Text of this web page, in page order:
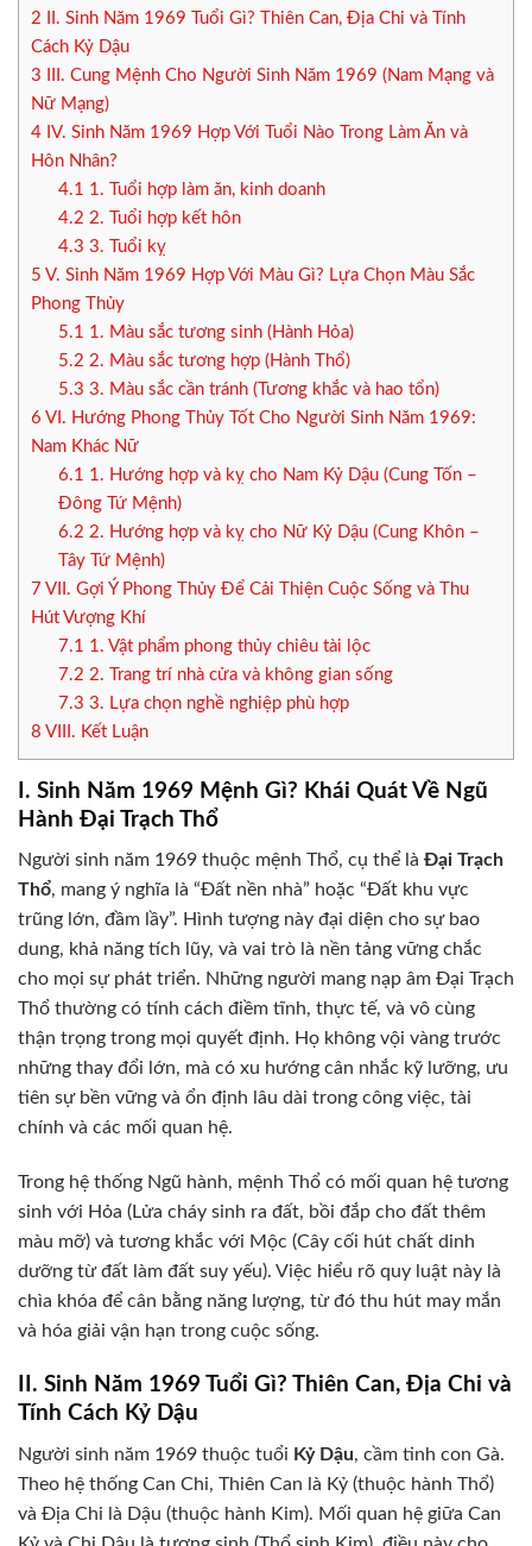
2 II. Sinh Năm 1969 Tuổi Gì? Thiên Can, Địa Chi và Tính
Cách Kỷ Dậu
3 III. Cung Mệnh Cho Người Sinh Năm 1969 (Nam Mạng và
Nữ Mạng)
4 IV. Sinh Năm 1969 Hợp Với Tuổi Nào Trong Làm Ăn và
Hôn Nhân?
4.1 1. Tuổi hợp làm ăn, kinh doanh
4.2 2. Tuổi hợp kết hôn
4.3 3. Tuổi kỵ
5 V. Sinh Năm 1969 Hợp Với Màu Gì? Lựa Chọn Màu Sắc
Phong Thủy
5.1 1. Màu sắc tương sinh (Hành Hỏa)
5.2 2. Màu sắc tương hợp (Hành Thổ)
5.3 3. Màu sắc cần tránh (Tương khắc và hao tổn)
6 VI. Hướng Phong Thủy Tốt Cho Người Sinh Năm 1969:
Nam Khác Nữ
6.1 1. Hướng hợp và kỵ cho Nam Kỷ Dậu (Cung Tốn –
Đông Tứ Mệnh)
6.2 2. Hướng hợp và kỵ cho Nữ Kỷ Dậu (Cung Khôn –
Tây Tứ Mệnh)
7 VII. Gợi Ý Phong Thủy Để Cải Thiện Cuộc Sống và Thu
Hút Vượng Khí
7.1 1. Vật phẩm phong thủy chiêu tài lộc
7.2 2. Trang trí nhà cửa và không gian sống
7.3 3. Lựa chọn nghề nghiệp phù hợp
8 VIII. Kết Luận
I. Sinh Năm 1969 Mệnh Gì? Khái Quát Về Ngũ
Hành Đại Trạch Thổ
Người sinh năm 1969 thuộc mệnh Thổ, cụ thể là Đại Trạch
Thổ, mang ý nghĩa là “Đất nền nhà” hoặc “Đất khu vực
trũng lớn, đầm lầy”. Hình tượng này đại diện cho sự bao
dung, khả năng tích lũy, và vai trò là nền tảng vững chắc
cho mọi sự phát triển. Những người mang nạp âm Đại Trạch
Thổ thường có tính cách điềm tĩnh, thực tế, và vô cùng
thận trọng trong mọi quyết định. Họ không vội vàng trước
những thay đổi lớn, mà có xu hướng cân nhắc kỹ lưỡng, ưu
tiên sự bền vững và ổn định lâu dài trong công việc, tài
chính và các mối quan hệ.
Trong hệ thống Ngũ hành, mệnh Thổ có mối quan hệ tương
sinh với Hỏa (Lửa cháy sinh ra đất, bồi đắp cho đất thêm
màu mỡ) và tương khắc với Mộc (Cây cối hút chất dinh
dưỡng từ đất làm đất suy yếu). Việc hiểu rõ quy luật này là
chìa khóa để cân bằng năng lượng, từ đó thu hút may mắn
và hóa giải vận hạn trong cuộc sống.
II. Sinh Năm 1969 Tuổi Gì? Thiên Can, Địa Chi và
Tính Cách Kỷ Dậu
Người sinh năm 1969 thuộc tuổi Kỷ Dậu, cầm tinh con Gà.
Theo hệ thống Can Chi, Thiên Can là Kỷ (thuộc hành Thổ)
và Địa Chi là Dậu (thuộc hành Kim). Mối quan hệ giữa Can